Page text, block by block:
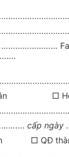
……………………
dân □ Hộ
cấp ngày
□